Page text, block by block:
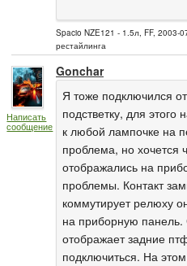
Spacio NZE121 - 1.5л, FF, 2003-
рестайлинга
Написать
сообщение
Gonchar
Я тоже подключился
подстветку, для
к любой лампочке на
проблема, но хочется
отображались на
проблемы. Контакт
коммутирует релюху
на приборную панель.
отображает задние
подключиться. На